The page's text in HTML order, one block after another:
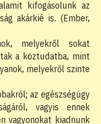
kifogásolunk az
akárkié is. (Ember,
melyekről sokat
a köztudatba, mint
melyekről szinte
az egészségügy
vagyis ennek
vagyonokat kiadnunk